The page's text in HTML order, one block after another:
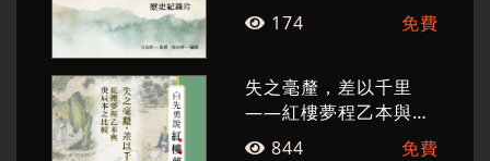
174
免費
失之毫釐，差以千里
——紅樓夢程乙本與庚
辰本之比較
844 免費